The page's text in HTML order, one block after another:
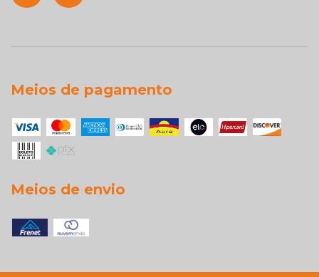
Meios de pagamento
Meios de envio